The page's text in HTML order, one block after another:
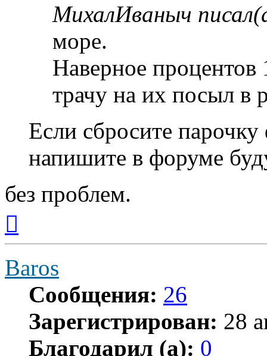
МихалИваныч
море.
Наверное процентов
трачу на их посыл в
Если сбросите
напишите в форуме
без проблем.
началу
Baros
Сообщения: 26
Зарегистрирован: 28
Благодарил (а): 0